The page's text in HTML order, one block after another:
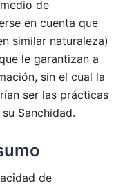
de
en cuenta que
similar naturaleza)
le garantizan a
sin el cual la
ser las prácticas
Sanchidad.
de